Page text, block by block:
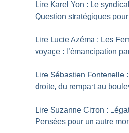
Lire Karel Yon : Le
Question stratégiques
Lire Lucie Azéma : Les
voyage : l’émancipation
Lire Sébastien Fontenelle
droite, du rempart au
Lire Suzanne Citron :
Pensées pour un autre